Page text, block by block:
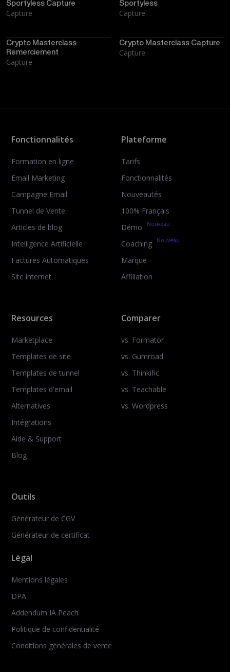
Sportyless Capture
Capture
Sportyless
Capture
Crypto Masterclass
Remerciement
Capture
Crypto Masterclass Capture
Capture
Fonctionnalités
Formation en ligne
Email Marketing
Campagne Email
Tunnel de Vente
Articles de blog
Intelligence Artificielle
Factures Automatiques
Site internet
Plateforme
Tarifs
Fonctionnalités
Nouveautés
100% Français
Démo
Nouveau
Coaching Nouveau
Marque
Affiliation
Resources
Marketplace
Templates de site
Templates de tunnel
Templates d'email
Alternatives
Intégrations
Aide & Support
Blog
Comparer
vs. Formator
vs. Gumroad
vs. Thinkific
vs. Teachable
vs. Wordpress
Outils
Générateur de CGV
Générateur de certificat
Légal
Mentions légales
DPA
Addendum IA Peach
Politique de confidentialité
Conditions générales de vente